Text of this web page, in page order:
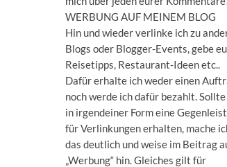
WERBUNG AUF MEINEM BLOG
Hin und wieder verlinke ich zu
Blogs oder Blogger-Events, gebe
Reisetipps, Restaurant-Ideen etc..
Dafür erhalte ich weder einen
noch werde ich dafür bezahlt.
in irgendeiner Form eine
für Verlinkungen erhalten, mache
das deutlich und weise im Beitrag
„Werbung“ hin. Gleiches gilt für